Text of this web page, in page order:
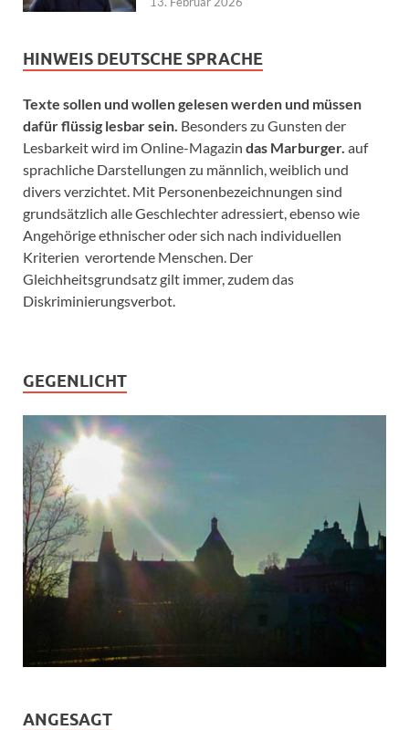
HINWEIS DEUTSCHE SPRACHE
Texte sollen und wollen gelesen werden und müssen
dafür flüssig lesbar sein. Besonders zu Gunsten der
Lesbarkeit wird im Online-Magazin das Marburger. auf
sprachliche Darstellungen zu männlich, weiblich und
divers verzichtet. Mit Personenbezeichnungen sind
grundsätzlich alle Geschlechter adressiert, ebenso wie
Angehörige ethnischer oder sich nach individuellen
Kriterien verortende Menschen. Der
Gleichheitsgrundsatz gilt immer, zudem das
Diskriminierungsverbot.
GEGENLICHT
ANGESAGT